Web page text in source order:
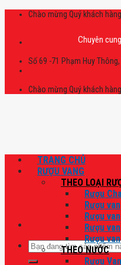
Skip
Chào mừng Quý khách hàng
Chuyên cung cấp
Số 69 -71 Phạm Huy Thông,
Chào mừng Quý khách hàng
Tìm
kiếm:
TRANG CHỦ
RƯỢU VANG
THEO LOẠI
Rượu
Rượu
Rượu
Rượu
Rượu
THEO NƯỚC
Rượu